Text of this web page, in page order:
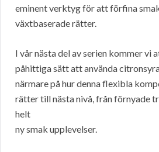
eminent verktyg för att förfina
växtbaserade rätter.
I vår nästa del av serien kommer vi
påhittiga sätt att använda
närmare på hur denna flexibla
rätter till nästa nivå, från förnyade
helt
ny smak upplevelser.